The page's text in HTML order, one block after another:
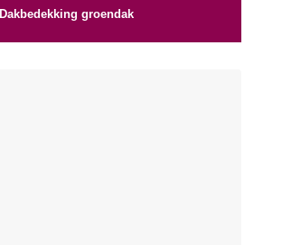
Dakbedekking groendak